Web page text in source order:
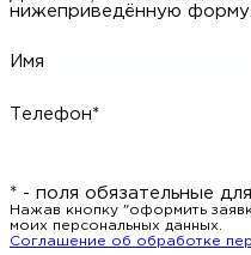
нижеприведённую форму.
Имя
Телефон*
* - поля обязательные
Нажав кнопку "оформить
моих персональных данных.
Соглашение об обработке